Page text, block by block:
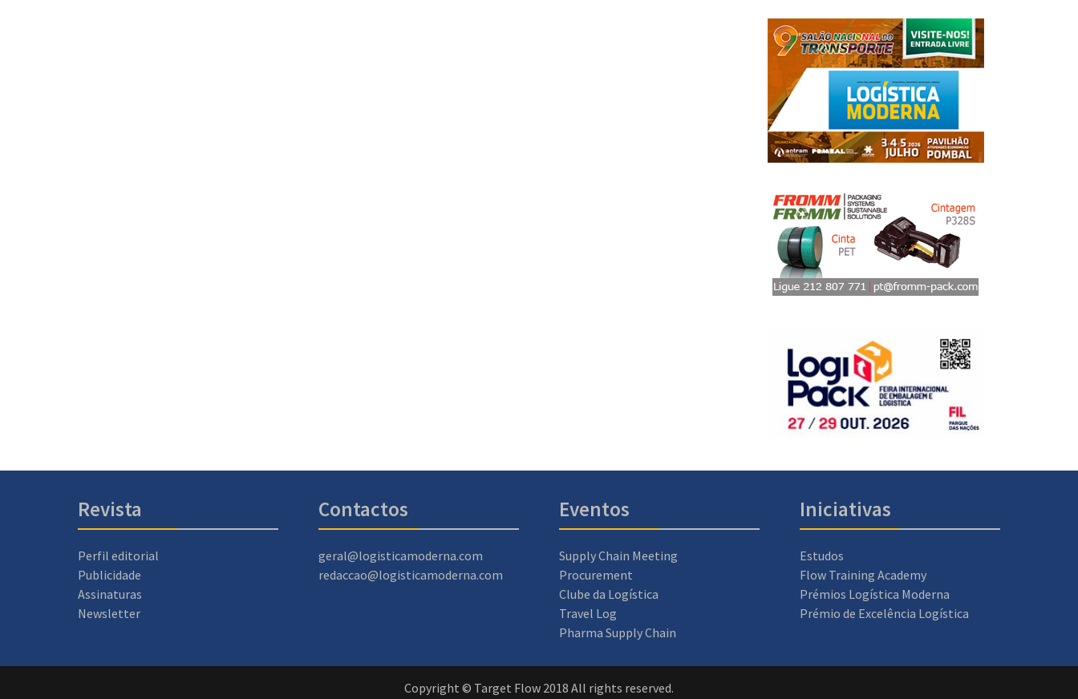
Revista
Perfil editorial
Publicidade
Assinaturas
Newsletter
Contactos
geral@logisticamoderna.com
redaccao@logisticamoderna.com
Eventos
Supply Chain Meeting
Procurement
Clube da Logística
Travel Log
Pharma Supply Chain
Iniciativas
Estudos
Flow Training Academy
Prémios Logística Moderna
Prémio de Excelência Logística
Copyright © Target Flow 2018 All rights reserved.